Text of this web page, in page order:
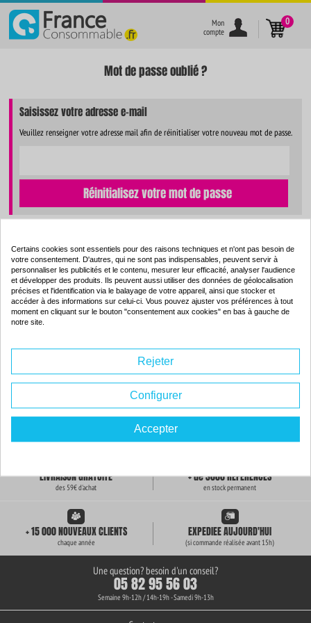
}
Mon
compte
0
Mot de passe oublié ?
Saisissez votre adresse e-mail
Veuillez renseigner votre adresse mail afin de réinitialiser votre nouveau mot de passe.
Réinitialisez votre mot de passe
LIVRAISON GRATUITE
des 59€ d'achat
+ de 3000 REFERENCES
en stock permanent
+ 15 000 NOUVEAUX CLIENTS
chaque année
EXPEDIEE AUJOURD'HUI
(si commande réalisée avant 15h)
Une question? besoin d'un conseil?
05 82 95 56 03
Semaine 9h-12h / 14h-19h - Samedi 9h-13h
Certains cookies sont essentiels pour des raisons techniques et n'ont pas besoin de
votre consentement. D'autres, qui ne sont pas indispensables, peuvent servir à
personnaliser les publicités et le contenu, mesurer leur efficacité, analyser l'audience
et développer des produits. Ils peuvent aussi utiliser des données de géolocalisation
précises et l'identification via le balayage de votre appareil, ainsi que stocker et
accéder à des informations sur celui-ci. Vous pouvez ajuster vos préférences à tout
moment en cliquant sur le bouton "consentement aux cookies" en bas à gauche de
notre site.
Rejeter
Configurer
Accepter